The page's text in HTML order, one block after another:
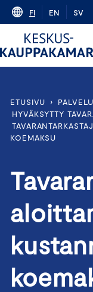
Skip
content
FI EN SV
ETUSIVU ›
HYVÄKSYTTY
KOEMAKSU